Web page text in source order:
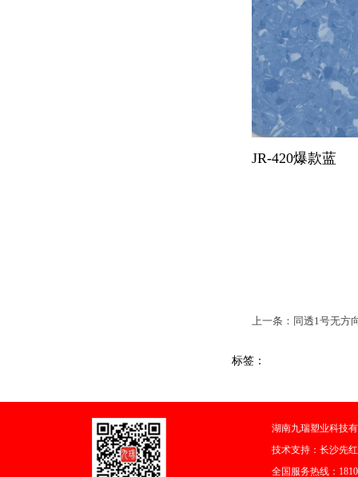
JR-420爆款蓝
上一条：同透1号无方
标签：
湖南九瑞塑业科技
技术支持： 长沙先
全国服务热线：